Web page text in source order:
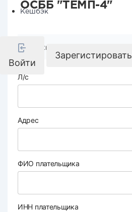
Кешбэк
Войти
ОСББ "ТЕМП-4"
Реквизиты компании
Л/с
Адрес
ФИО плательщика
ИНН плательщика